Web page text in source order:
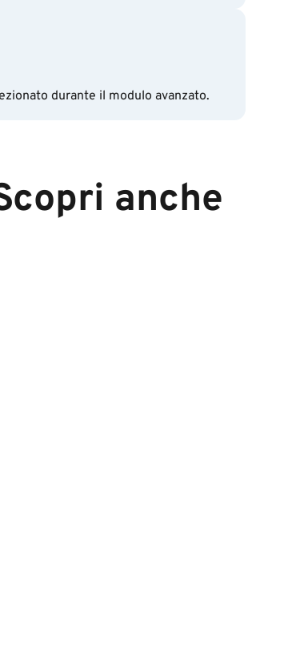
durante il modulo avanzato.
anche